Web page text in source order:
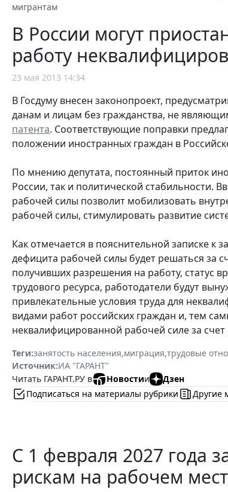
мигрантам
В России могут
работу
23 мая 2013 14:34
В Госдуму внесен законопроект,
данам и лицам без гражданства, не
патента. Соответствующие поправки
положении иностранных граждан в
По мнению депутата, постоянный приток
России, так и политической стабильности.
рабочей силы позволит мобилизовать
рабочей силы, стимулировать развитие
Как отмечается в пояснительной записке к
дефицита рабочей силы будет решаться за
получивших раз­решения на работу, статус
трудового ресурса, работодатели будут
привлекательные условия труда для
видами работ российских граждан и, тем
неквалифицированной рабочей силе за
Теги:занятость населения,миграция,трудовые
Источник:ИА "ГАРАНТ"
Читать ГАРАНТ.РУ в
Новостии
Дзен
Подписаться на материалы рубрики
Другие
С 1 февраля 2027 года
рискам на рабочем